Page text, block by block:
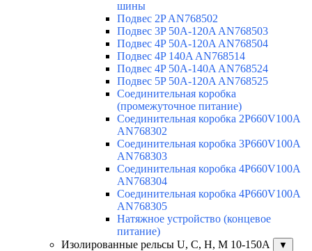
шины
Подвес 2P AN768502
Подвес 3P 50A-120A AN768503
Подвес 4P 50A-120A AN768504
Подвес 4P 140A AN768514
Подвес 4P 50A-140A AN768524
Подвес 5P 50A-120A AN768525
Соединительная коробка
(промежуточное питание)
Соединительная коробка 2P660V100A
AN768302
Соединительная коробка 3P660V100A
AN768303
Соединительная коробка 4P660V100A
AN768304
Соединительная коробка 4P660V100A
AN768305
Натяжное устройство (концевое
питание)
Изолированные рельсы U, C, H, M 10-150А
▼